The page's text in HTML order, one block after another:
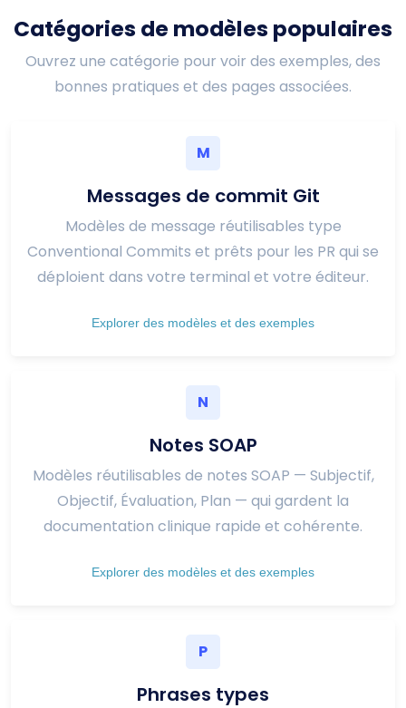
Catégories de modèles populaires
Ouvrez une catégorie pour voir des exemples, des
bonnes pratiques et des pages associées.
M
Messages de commit Git
Modèles de message réutilisables type
Conventional Commits et prêts pour les PR qui se
déploient dans votre terminal et votre éditeur.
Explorer des modèles et des exemples
N
Notes SOAP
Modèles réutilisables de notes SOAP — Subjectif,
Objectif, Évaluation, Plan — qui gardent la
documentation clinique rapide et cohérente.
Explorer des modèles et des exemples
P
Phrases types